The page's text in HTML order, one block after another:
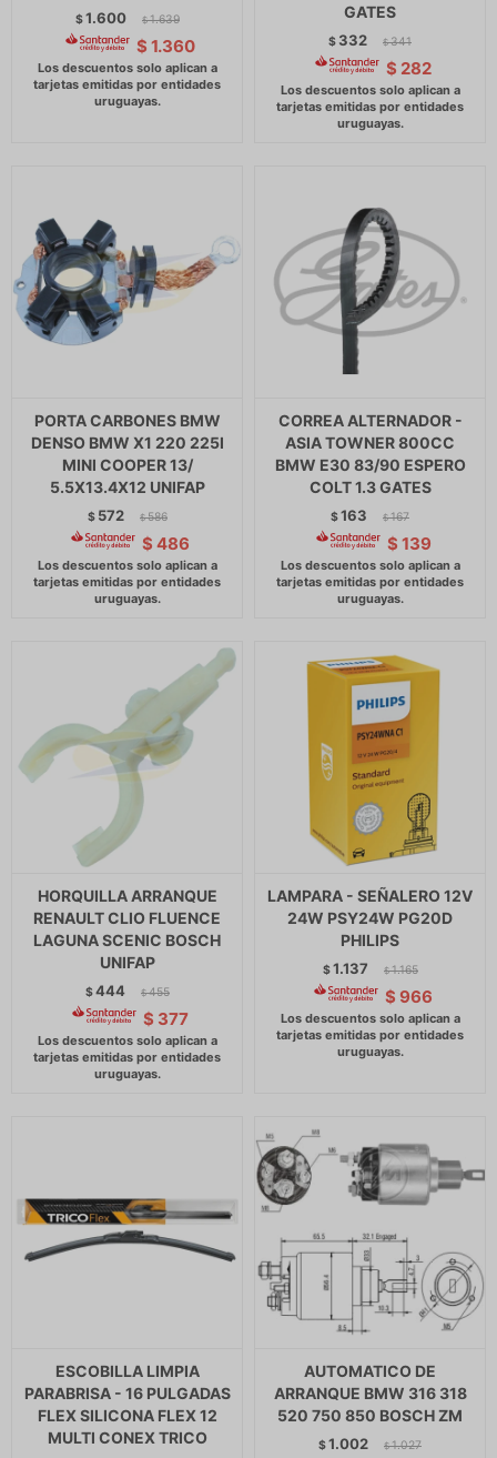
$1.600 $ 1.639
$ 1.360
GATES
$ 332 $ 341
$ 282
PORTA CARBONES BMW
DENSO BMW X1 220 225I
MINI COOPER 13/
5.5X13.4X12 UNIFAP
$ 572 $ 586
$ 486
CORREA ALTERNADOR -
ASIA TOWNER 800CC
BMW E30 83/90 ESPERO
COLT 1.3 GATES
$163 $ 167
$ 139
HORQUILLA ARRANQUE
RENAULT CLIO FLUENCE
LAGUNA SCENIC BOSCH
UNIFAP
$444 $ 455
$ 377
LAMPARA - SEÑALERO 12V
24W PSY24W PG20D
PHILIPS
$1.137 $ 1.165
$ 966
ESCOBILLA LIMPIA
PARABRISA - 16 PULGADAS
FLEX SILICONA FLEX 12
MULTI CONEX TRICO
AUTOMATICO DE
ARRANQUE BMW 316 318
520 750 850 BOSCH ZM
$1.002 $ 1.027